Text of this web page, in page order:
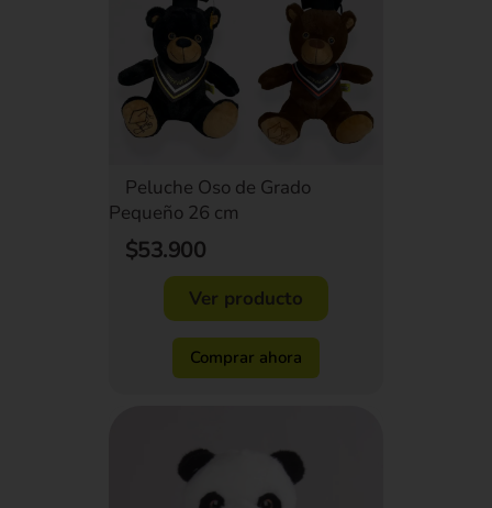
Peluche Oso de Grado
Pequeño 26 cm
$53.900
Ver producto
Comprar ahora